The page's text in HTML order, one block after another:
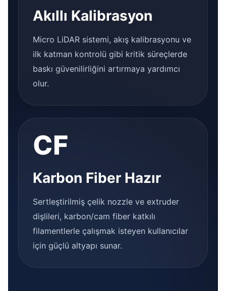
Akıllı Kalibrasyon
Micro LiDAR sistemi, akış kalibrasyonu ve
ilk katman kontrolü gibi kritik süreçlerde
baskı güvenilirliğini artırmaya yardımcı
olur.
CF
Karbon Fiber Hazır
Sertleştirilmiş çelik nozzle ve extruder
dişlileri, karbon/cam fiber katkılı
filamentlerle çalışmak isteyen kullanıcılar
için güçlü altyapı sunar.